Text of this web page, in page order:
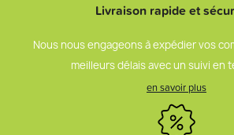
Livraison rapide et
Nous nous engageons à expédier vos
meilleurs délais avec un suivi en
en savoir plus